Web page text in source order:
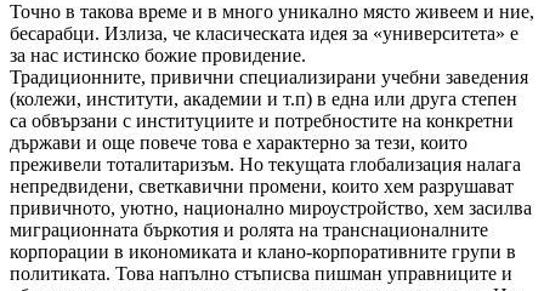
Точно в такова време и в много уникално място живеем и ние,
бесарабци. Излиза, че класическата идея за «университета» е
за нас истинско божие провидение.
Традиционните, привични специализирани учебни заведения
(колежи, институти, академии и т.п) в една или друга степен
са обвързани с институциите и потребностите на конкретни
държави и още повече това е характерно за тези, които
преживели тоталитаризъм. Но текущата глобализация налага
непредвидени, светкавични промени, които хем разрушават
привичното, уютно, национално мироустройство, хем засилва
миграционната бъркотия и ролята на транснационалните
корпорации в икономиката и клано-корпоративните групи в
политиката. Това напълно стъписва пишман управниците и